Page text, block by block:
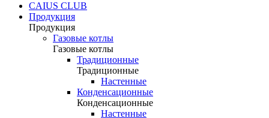
CAIUS CLUB
Продукция
Продукция
Газовые котлы
Газовые котлы
Традиционные
Традиционные
Настенные
Конденсационные
Конденсационные
Настенные